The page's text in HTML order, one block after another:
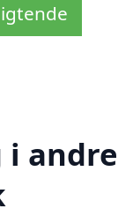
i andre